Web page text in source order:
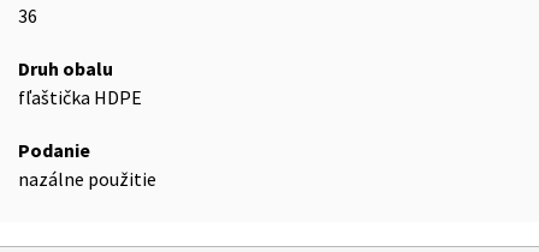
36
Druh obalu
fľaštička HDPE
Podanie
nazálne použitie